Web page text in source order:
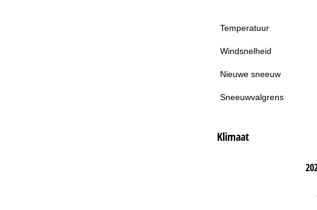
Temperatuur
Windsnelheid
Nieuwe sneeuw
Sneeuwvalgrens
Klimaat